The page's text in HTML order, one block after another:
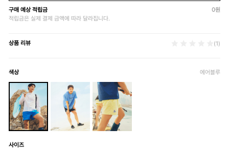
구매 예상 적립금 0원
적립금은 실제 결제 금액에 따라 달라집니다.
상품 리뷰 (1)
색상 에어블루
사이즈